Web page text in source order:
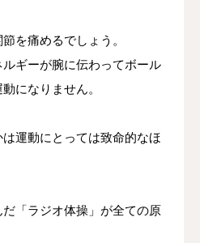
を痛めるでしょう。
ギーが腕に伝わってボール
になりません。
運動にとっては致命的なほ
「ラジオ体操」が全ての原